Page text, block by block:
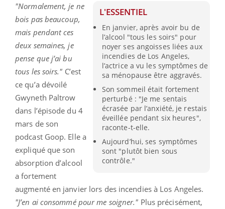
L'ESSENTIEL
En janvier, après avoir bu de
l’alcool "tous les soirs" pour
noyer ses angoisses liées aux
incendies de Los Angeles,
l’actrice a vu les symptômes de
sa ménopause être aggravés.
Son sommeil était fortement
perturbé : "Je me sentais
écrasée par l’anxiété, je restais
éveillée pendant six heures",
raconte-t-elle.
Aujourd’hui, ses symptômes
sont "plutôt bien sous
contrôle."
"Normalement, je ne
bois pas beaucoup,
mais pendant ces
deux semaines, je
pense que j’ai bu
tous les soirs." C’est
ce qu’a dévoilé
Gwyneth Paltrow
dans l’épisode du 4
mars de son
podcast Goop. Elle a
expliqué que son
absorption d’alcool
a fortement
augmenté en janvier lors des incendies à Los Angeles.
"J’en ai consommé pour me soigner." Plus précisément,